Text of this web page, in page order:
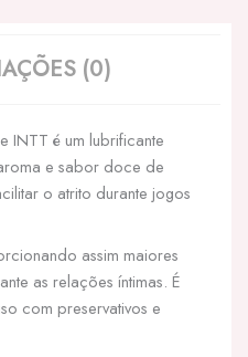
(0)
INTT é um lubrificante
e sabor doce de
o atrito durante jogos
assim maiores
as relações íntimas. É
com preservativos e